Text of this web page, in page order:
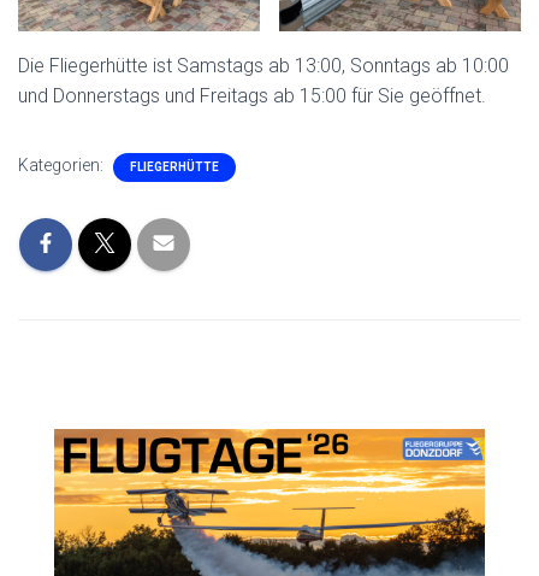
Die Fliegerhütte ist Samstags ab 13:00, Sonntags ab 10:00
und Donnerstags und Freitags ab 15:00 für Sie geöffnet.
Kategorien: FLIEGERHÜTTE